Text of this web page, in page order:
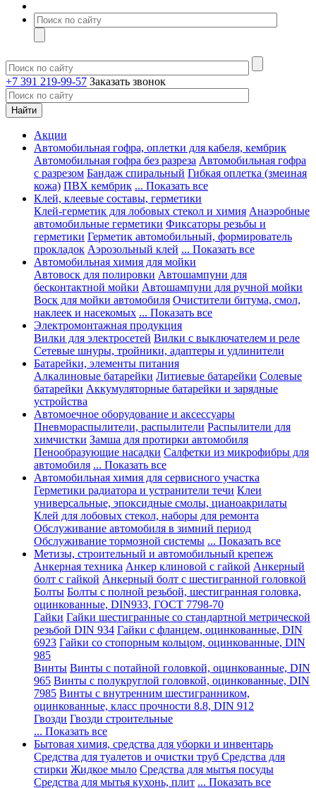
+7 391 219-99-57 Заказать звонок
Акции
Автомобильная гофра, оплетки для кабеля, кембрик
Автомобильная гофра без разреза Автомобильная гофра
с разрезом Бандаж спиральный Гибкая оплетка (змеиная
кожа) ПВХ кембрик ... Показать все
Клей, клеевые составы, герметики
Клей-герметик для лобовых стекол и химия Анаэробные
автомобильные герметики Фиксаторы резьбы и
герметики Герметик автомобильный, формирователь
прокладок Аэрозольный клей ... Показать все
Автомобильная химия для мойки
Автовоск для полировки Автошампуни для
бесконтактной мойки Автошампуни для ручной мойки
Воск для мойки автомобиля Очистители битума, смол,
наклеек и насекомых ... Показать все
Электромонтажная продукция
Вилки для электросетей Вилки с выключателем и реле
Сетевые шнуры, тройники, адаптеры и удлинители
Батарейки, элементы питания
Алкалиновые батарейки Литиевые батарейки Солевые
батарейки Аккумуляторные батарейки и зарядные
устройства
Автомоечное оборудование и аксессуары
Пневмораспылители, распылители Распылители для
химчистки Замша для протирки автомобиля
Пенообразующие насадки Салфетки из микрофибры для
автомобиля ... Показать все
Автомобильная химия для сервисного участка
Герметики радиатора и устранители течи Клеи
универсальные, эпоксидные смолы, цианоакрилаты
Клей для лобовых стекол, наборы для ремонта
Обслуживание автомобиля в зимний период
Обслуживание тормозной системы ... Показать все
Метизы, строительный и автомобильный крепеж
Анкерная техника Анкер клиновой с гайкой Анкерный
болт с гайкой Анкерный болт с шестигранной головкой
Болты Болты с полной резьбой, шестигранная головка,
оцинкованные, DIN933, ГОСТ 7798-70
Гайки Гайки шестигранные со стандартной метрической
резьбой DIN 934 Гайки с фланцем, оцинкованные, DIN
6923 Гайки со стопорным кольцом, оцинкованные, DIN
985
Винты Винты с потайной головкой, оцинкованные, DIN
965 Винты с полукруглой головкой, оцинкованные, DIN
7985 Винты с внутренним шестигранником,
оцинкованные, класс прочности 8.8, DIN 912
Гвозди Гвозди строительные
... Показать все
Бытовая химия, средства для уборки и инвентарь
Средства для туалетов и очистки труб Средства для
стирки Жидкое мыло Средства для мытья посуды
Средства для мытья кухонь, плит ... Показать все